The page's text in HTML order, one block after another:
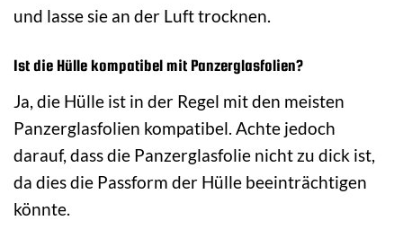
und lasse sie an der Luft trocknen.
Ist die Hülle kompatibel mit Panzerglasfolien?
Ja, die Hülle ist in der Regel mit den meisten
Panzerglasfolien kompatibel. Achte jedoch
darauf, dass die Panzerglasfolie nicht zu dick ist,
da dies die Passform der Hülle beeinträchtigen
könnte.